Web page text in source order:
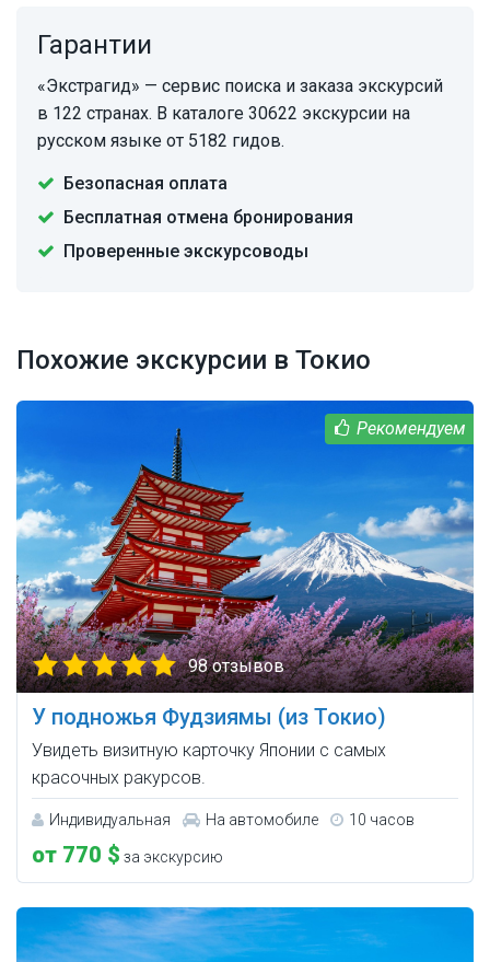
Гарантии
«Экстрагид» — сервис поиска и заказа экскурсий
в 122 странах. В каталоге 30622 экскурсии на
русском языке от 5182 гидов.
Безопасная оплата
Бесплатная отмена бронирования
Проверенные экскурсоводы
Похожие экскурсии в Токио
98 отзывов
У подножья Фудзиямы (из Токио)
Увидеть визитную карточку Японии с самых
красочных ракурсов.
Индивидуальная На автомобиле 10 часов
от 770 $ за экскурсию